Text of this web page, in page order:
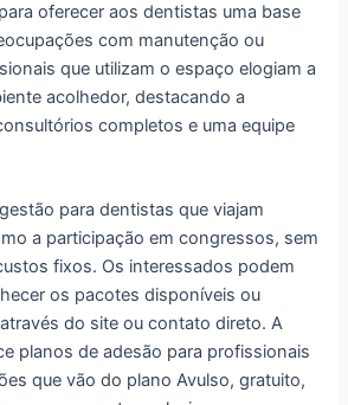
oferecer aos dentistas uma base
com manutenção ou
que utilizam o espaço elogiam a
acolhedor, destacando a
completos e uma equipe
para dentistas que viajam
a participação em congressos, sem
fixos. Os interessados podem
os pacotes disponíveis ou
do site ou contato direto. A
planos de adesão para profissionais
que vão do plano Avulso, gratuito,